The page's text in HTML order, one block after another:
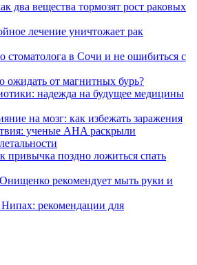
два вещества тормозят рост раковых
лечение уничтожает рак
стоматолога в Сочи и не ошибиться с
ожидать от магнитных бурь?
надежда на будущее медицины
на мозг: как избежать заражения
ученые AHA раскрыли
привычка поздно ложиться спать
рекомендует мыть руки и
рекомендации для